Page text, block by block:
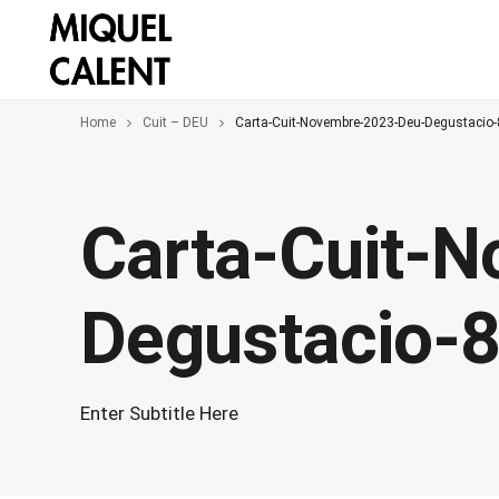
Home Cuit – DEU Carta-Cuit-Novembre-2023-Deu-Degustacio-
Carta-Cuit-
Degustacio-8
Enter Subtitle Here